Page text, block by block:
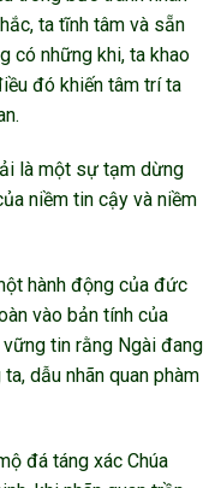
ta tĩnh tâm và sẵn
có những khi, ta khao
đó khiến tâm trí ta
là một sự tạm dừng
niềm tin cậy và niềm
hành động của đức
vào bản tính của
tin rằng Ngài đang
dẫu nhãn quan phàm
đá táng xác Chúa